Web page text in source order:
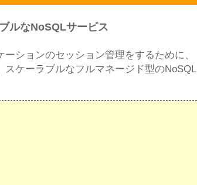
ルなNoSQLサービス
ションのセッション管理をするために、
ケーラブルなフルマネージド型のNoSQL